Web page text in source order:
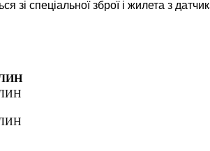
зі спеціальної зброї і жилета з